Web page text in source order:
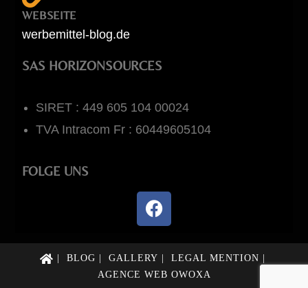
WEBSEITE
werbemittel-blog.de
SAS HORIZONSOURCES
SIRET : 449 605 104 00024
TVA Intracom Fr : 60449605104
FOLGE UNS
BLOG GALLERY
LEGAL MENTION
AGENCE WEB OWOXA